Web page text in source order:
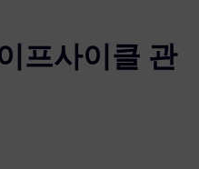
프사이클 관